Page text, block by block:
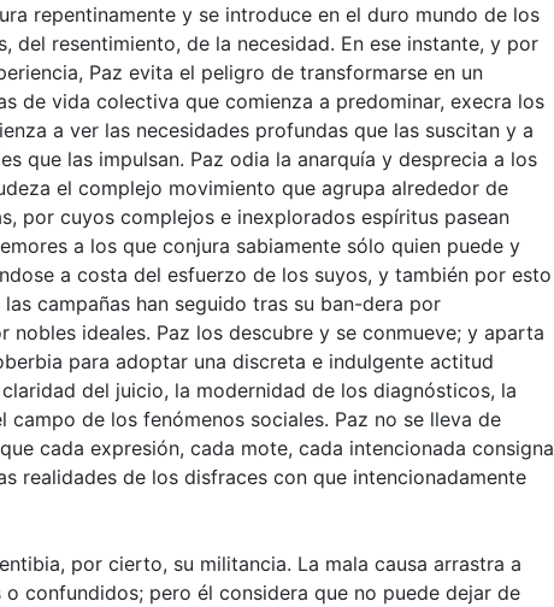
repentinamente y se introduce en el duro mundo de los
del resentimiento, de la necesidad. En ese instante, y por
Paz evita el peligro de transformarse en un
de vida colectiva que comienza a predominar, execra los
a ver las necesidades profundas que las suscitan y a
que las impulsan. Paz odia la anarquía y desprecia a los
el complejo movimiento que agrupa alrededor de
por cuyos complejos e inexplorados espíritus pasean
a los que conjura sabiamente sólo quien puede y
a costa del esfuerzo de los suyos, y también por esto
campañas han seguido tras su ban-dera por
nobles ideales. Paz los descubre y se conmueve; y aparta
para adoptar una discreta e indulgente actitud
del juicio, la modernidad de los diagnósticos, la
campo de los fenómenos sociales. Paz no se lleva de
cada expresión, cada mote, cada intencionada consigna
realidades de los disfraces con que intencionadamente
por cierto, su militancia. La mala causa arrastra a
o confundidos; pero él considera que no puede dejar de